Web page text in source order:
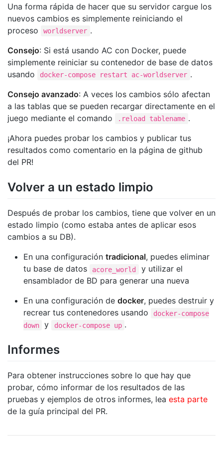
Una forma rápida de hacer que su servidor cargue los
nuevos cambios es simplemente reiniciando el
proceso
worldserver .
Consejo: Si está usando AC con Docker, puede
simplemente reiniciar su contenedor de base de datos
usando
docker-compose restart ac-worldserver .
Consejo avanzado: A veces los cambios sólo afectan
a las tablas que se pueden recargar directamente en el
juego mediante el comando
.reload tablename .
¡Ahora puedes probar los cambios y publicar tus
resultados como comentario en la página de github
del PR!
Volver a un estado limpio
Después de probar los cambios, tiene que volver en un
estado limpio (como estaba antes de aplicar esos
cambios a su DB).
En una configuración tradicional, puedes eliminar
tu base de datos
acore_world
y utilizar el
ensamblador de BD para generar una nueva
En una configuración de docker, puedes destruir y
recrear tus contenedores usando
docker-compose
down
y docker-compose up .
Informes
Para obtener instrucciones sobre lo que hay que
probar, cómo informar de los resultados de las
pruebas y ejemplos de otros informes, lea esta parte
de la guía principal del PR.